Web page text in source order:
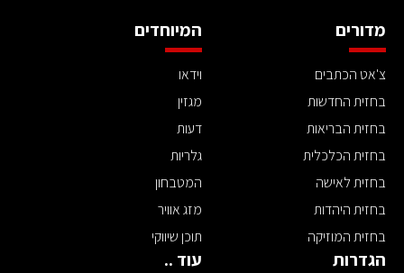
מדורים
צ'אט הכתבים
בחזית החדשות
בחזית הבריאות
בחזית הכלכלית
בחזית לאישה
בחזית היהדות
בחזית המוזיקה
המיוחדים
וידאו
מגזין
דעות
גלריות
המטבחון
מזג אוויר
תוכן שיווקי
הגדרות עוד ..